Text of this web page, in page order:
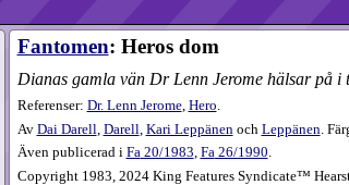
Fantomen: Heros dom
Dianas gamla vän Dr Lenn Jerome hälsar på
Referenser: Dr. Lenn Jerome, Hero.
Av Dai Darell Darell Kari Leppänen och Leppänen .
Även publicerad i Fa20​/1983, Fa26​/1990.
Copyright 1983, 2024 King Features Syndicate™